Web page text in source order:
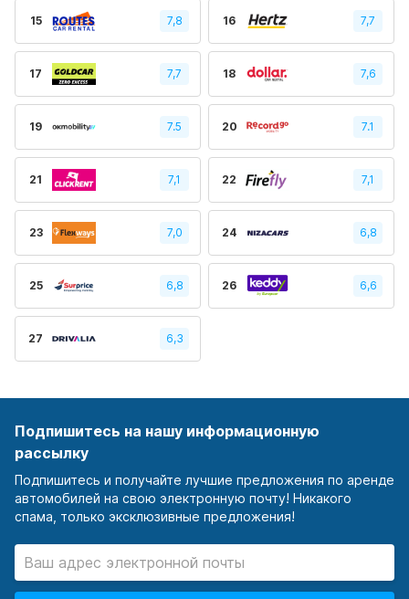
15 7,8 16 7,7
17 7,7 18 7,6
19 7.5 20 7.1
21 7,1 22 7,1
23 7,0 24 6,8
25 6,8 26 6,6
27 6,3
Подпишитесь на нашу информационную
рассылку
Подпишитесь и получайте лучшие предложения по аренде
автомобилей на свою электронную почту! Никакого
спама, только эксклюзивные предложения!